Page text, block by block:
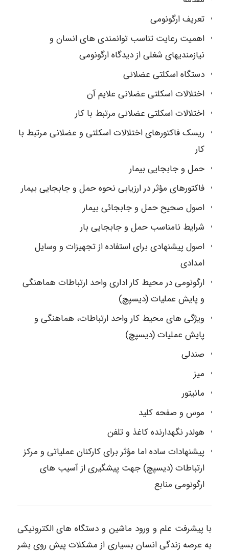
تعریف ارگونومی
اهمیت رعایت تناسب توانمندی های انسان و
نیازمندیهای شغلی از دیدگاه ارگونومی
دستگاه اسکلتی عضلانی
اختلالات اسکلتی عضلانی علایم آن
اختلالات اسکلتی عضلانی مرتبط با کار
ریسک فاکتورهای اختلالات اسکلتی و عضلانی مرتبط با
کار
حمل و جابجایی بیمار
فاکتورهای مؤثر در ارزیابی نحوه حمل و جابجایی بیمار
اصول صحیح حمل و جابجائی بیمار
شرایط نامناسب حمل و جابجایی بار
اصول پیشنهادی برای استفاده از تجهیزات و وسایل
امدادی
ارگونومی در محیط کار اداری واحد ارتباطات هماهنگی
و پایش عملیات (دیسپچ)
ویژگی های محیط کار واحد ارتباطات، هماهنگی و
پایش عملیات (دیسپچ)
صندلی
میز
مانیتور
موس و صفحه کلید
هولدر نگهدارنده کاغذ و تلفن
پیشنهادات ساده اما مؤثر برای کارکنان عملیاتی و مرکز
ارتباطات (دیسپچ) جهت پیشگیری از آسیب های
ارگونومی منابع
با پیشرفت علم و ورود ماشین و دستگاه های الکترونیکی
به عرصه زندگی انسان بسیاری از مشکلات پیش روی بشر